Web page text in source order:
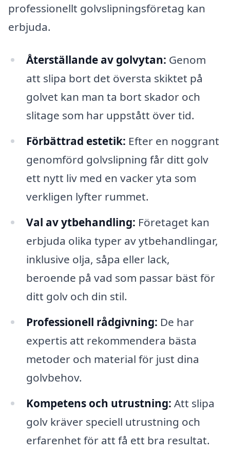
professionellt golvslipningsföretag kan
erbjuda.
Återställande av golvytan: Genom
att slipa bort det översta skiktet på
golvet kan man ta bort skador och
slitage som har uppstått över tid.
Förbättrad estetik: Efter en noggrant
genomförd golvslipning får ditt golv
ett nytt liv med en vacker yta som
verkligen lyfter rummet.
Val av ytbehandling: Företaget kan
erbjuda olika typer av ytbehandlingar,
inklusive olja, såpa eller lack,
beroende på vad som passar bäst för
ditt golv och din stil.
Professionell rådgivning: De har
expertis att rekommendera bästa
metoder och material för just dina
golvbehov.
Kompetens och utrustning: Att slipa
golv kräver speciell utrustning och
erfarenhet för att få ett bra resultat.